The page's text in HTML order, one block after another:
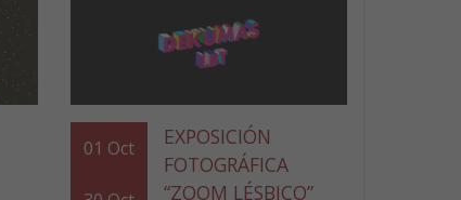
01 Oct
EXPOSICIÓN
FOTOGRÁFICA
“ZOOM LÉSBICO”